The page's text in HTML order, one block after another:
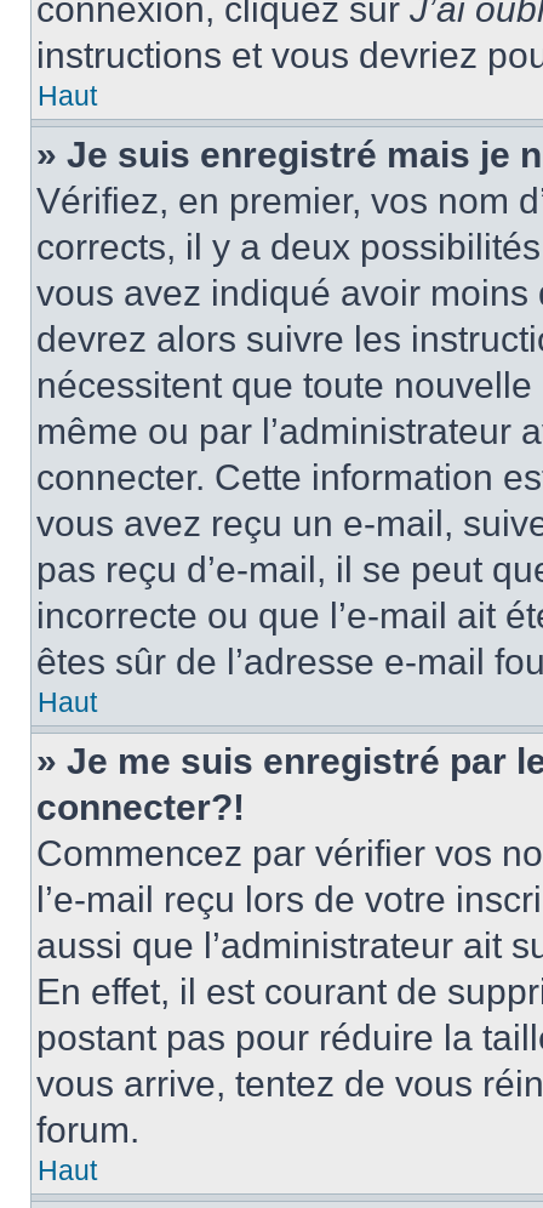
connexion, cliquez sur J’ai
instructions et vous devriez
Haut
» Je suis enregistré mais je
Vérifiez, en premier, vos nom
corrects, il y a deux
vous avez indiqué avoir moins
devrez alors suivre les
nécessitent que toute
même ou par l’administrateur
connecter. Cette information
vous avez reçu un e-mail,
pas reçu d’e-mail, il se peut
incorrecte ou que l’e-mail ait
êtes sûr de l’adresse e-mail
Haut
» Je me suis enregistré par
connecter?!
Commencez par vérifier vos
l’e-mail reçu lors de votre
aussi que l’administrateur ait
En effet, il est courant de
postant pas pour réduire la
vous arrive, tentez de vous
forum.
Haut